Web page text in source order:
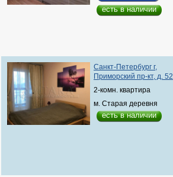
есть в наличии
Санкт-Петербург г,
Приморский пр-кт, д. 52
2-комн. квартира
м. Старая деревня
есть в наличии